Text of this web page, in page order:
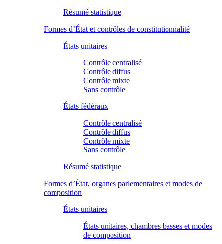
Résumé statistique
Formes d’État et contrôles de constitutionnalité
États unitaires
Contrôle centralisé
Contrôle diffus
Contrôle mixte
Sans contrôle
États fédéraux
Contrôle centralisé
Contrôle diffus
Contrôle mixte
Sans contrôle
Résumé statistique
Formes d’État, organes parlementaires et modes de
composition
États unitaires
États unitaires, chambres basses et modes
de composition